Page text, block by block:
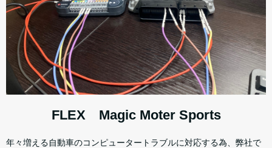
FLEX Magic Moter Sports
年々増える自動車のコンピュータートラブルに対応する為、弊社で